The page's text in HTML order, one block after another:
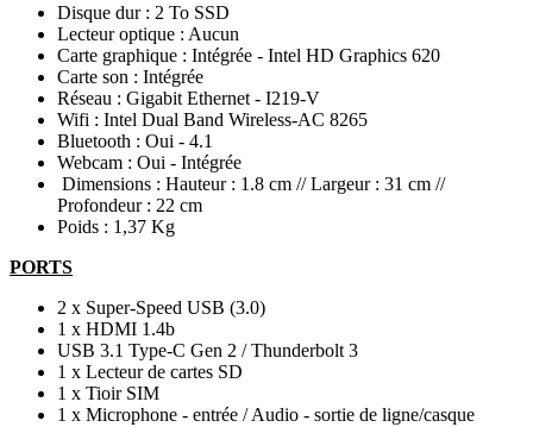
Disque dur : 2 To SSD
Lecteur optique : Aucun
Carte graphique : Intégrée - Intel HD Graphics 620
Carte son : Intégrée
Réseau : Gigabit Ethernet - I219-V
Wifi : Intel Dual Band Wireless-AC 8265
Bluetooth : Oui - 4.1
Webcam : Oui - Intégrée
Dimensions : Hauteur : 1.8 cm // Largeur : 31 cm //
Profondeur : 22 cm
Poids : 1,37 Kg
PORTS
2 x Super-Speed USB (3.0)
1 x HDMI 1.4b
USB 3.1 Type-C Gen 2 / Thunderbolt 3
1 x Lecteur de cartes SD
1 x Tioir SIM
1 x Microphone - entrée / Audio - sortie de ligne/casque